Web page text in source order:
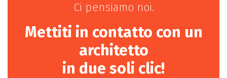
Ci pensiamo noi.
Mettiti in contatto con un
architetto
in due soli clic!